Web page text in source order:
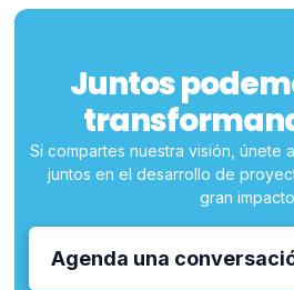
Juntos
Si compartes nuestra visión, únete
juntos en el desarrollo de
gran
Agenda una